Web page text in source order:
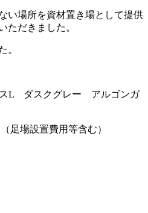
い場所を資材置き場として提供
ただきました。
。
スL ダスクグレー アルゴンガ
足場設置費用等含む）